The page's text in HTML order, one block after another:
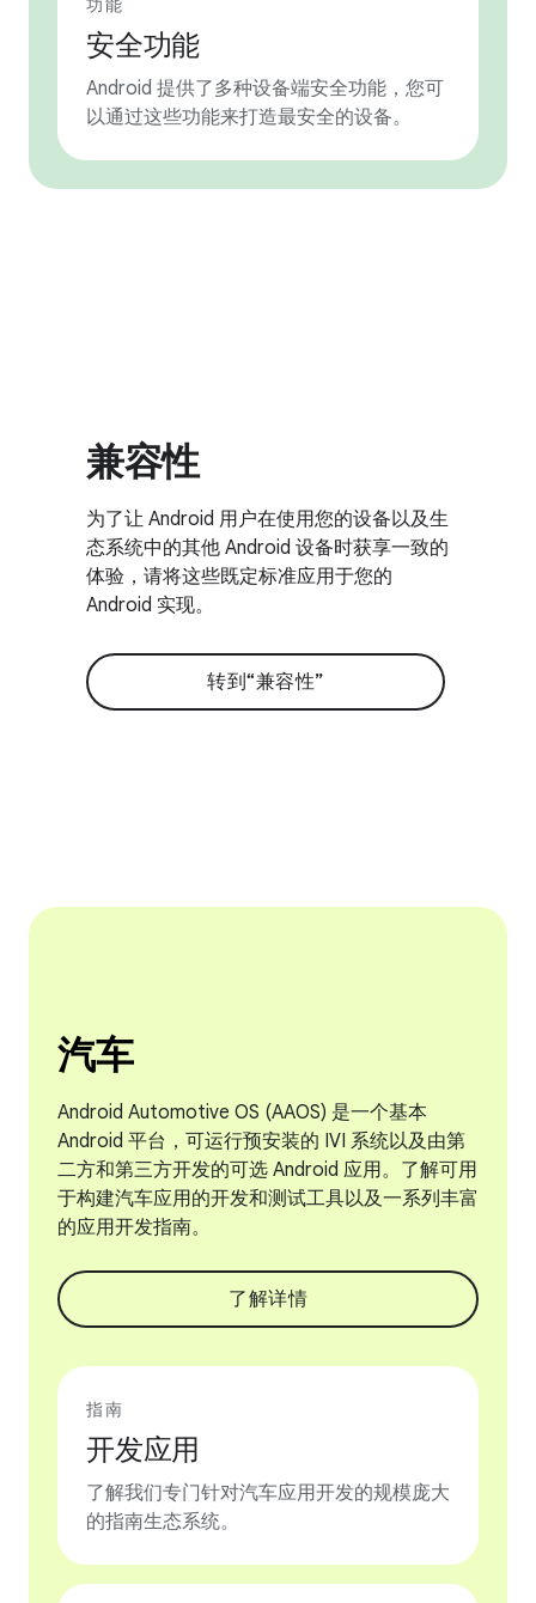
功能
安全功能
Android 提供了多种设备端安全功能，您可
以通过这些功能来打造最安全的设备。
兼容性
为了让 Android 用户在使用您的设备以及生
态系统中的其他 Android 设备时获享一致的
体验，请将这些既定标准应用于您的
Android 实现。
转到“兼容性”
汽车
Android Automotive OS (AAOS) 是一个基本
Android 平台，可运行预安装的 IVI 系统以及由第
二方和第三方开发的可选 Android 应用。了解可用
于构建汽车应用的开发和测试工具以及一系列丰富
的应用开发指南。
了解详情
指南
开发应用
了解我们专门针对汽车应用开发的规模庞大
的指南生态系统。